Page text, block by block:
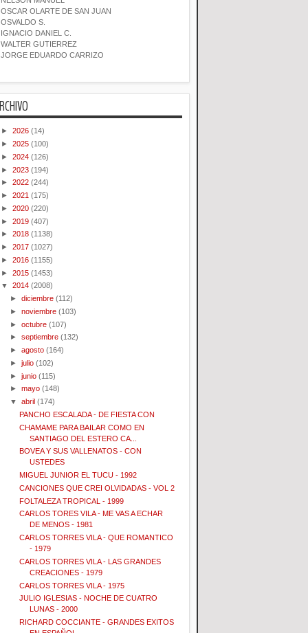
OSCAR OLARTE DE SAN JUAN
OSVALDO S.
IGNACIO DANIEL C.
WALTER GUTIERREZ
JORGE EDUARDO CARRIZO
► 2026 (14)
► 2025 (100)
► 2024 (126)
► 2023 (194)
► 2022 (244)
► 2021 (175)
► 2020 (220)
► 2019 (407)
► 2018 (1138)
► 2017 (1027)
► 2016 (1155)
► 2015 (1453)
▼ 2014 (2008)
►diciembre (112)
►noviembre (103)
►octubre (107)
►septiembre (132)
►agosto (164)
►julio (102)
►junio (115)
►mayo (148)
▼abril (174)
PANCHO ESCALADA - DE FIESTA CON
CHAMAME PARA BAILAR COMO EN
SANTIAGO DEL ESTERO CA...
BOVEA Y SUS VALLENATOS - CON
USTEDES
MIGUEL JUNIOR EL TUCU - 1992
CANCIONES QUE CREI OLVIDADAS - VOL 2
FOLTALEZA TROPICAL - 1999
CARLOS TORES VILA - ME VAS A ECHAR
DE MENOS - 1981
CARLOS TORRES VILA - QUE ROMANTICO
- 1979
CARLOS TORRES VILA - LAS GRANDES
CREACIONES - 1979
CARLOS TORRES VILA - 1975
JULIO IGLESIAS - NOCHE DE CUATRO
LUNAS - 2000
RICHARD COCCIANTE - GRANDES EXITOS